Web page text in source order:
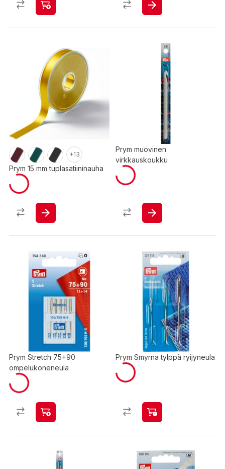
+13
Prym 15 mm tuplasatiininauha
Prym muovinen
virkkauskoukku
Prym Stretch 75+90
ompelukoneneula
Prym Smyrna tylppä ryijyneula